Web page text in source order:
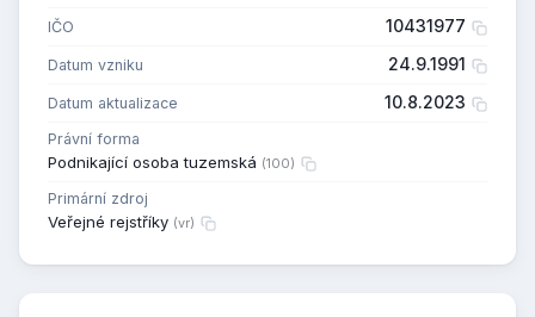
IČO 10431977
Datum vzniku 24.9.1991
Datum aktualizace 10.8.2023
Právní forma
Podnikající osoba tuzemská (100)
Primární zdroj
Veřejné rejstříky (vr)